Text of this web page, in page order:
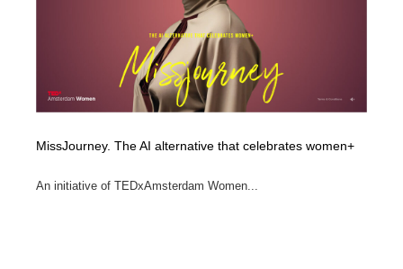
MissJourney. The AI alternative that celebrates women+
An initiative of TEDxAmsterdam Women...